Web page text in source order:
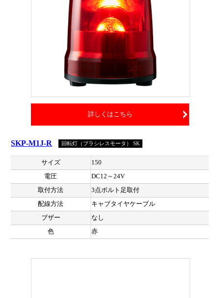
詳しくはこちら
SKP-M1J-R 回転灯（ブラシレスモータ） SK
サイズ
150
電圧
DC12～24V
取付方法
3点ボルト足取付
配線方法
キャブタイヤケーブル
ブザー
なし
色
赤